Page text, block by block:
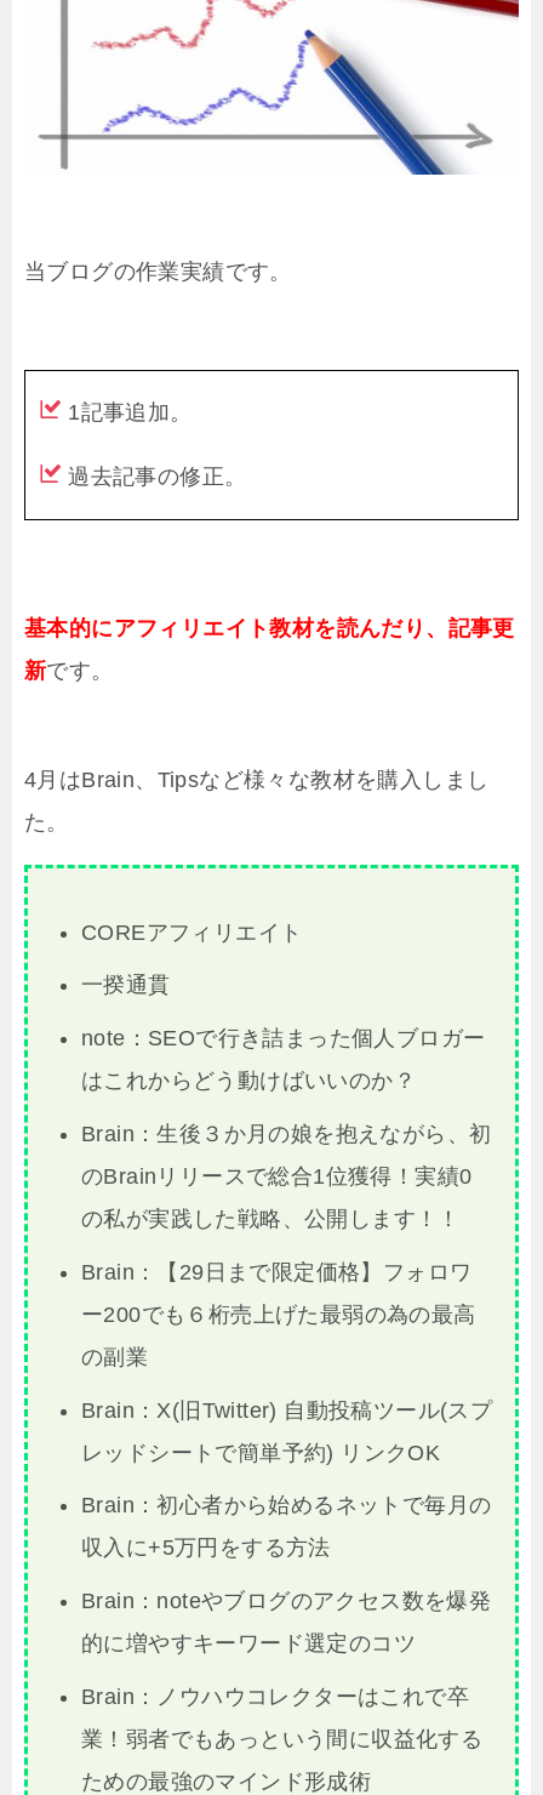
当ブログの作業実績です。
1記事追加。
過去記事の修正。
基本的にアフィリエイト教材を読んだり、記事更
新です。
4月はBrain、 Tipsなど様々な教材を購入しまし
た。
COREアフィリエイト
一揆通貫
note：SEOで行き詰まった個人ブロガー
はこれからどう動けばいいのか？
Brain：生後３か月の娘を抱えながら、初
のBrainリリースで総合1位獲得！実績0
の私が実践した戦略、公開します！！
Brain：【29日まで限定価格】フォロワ
ー200でも６桁売上げた最弱の為の最高
の副業
Brain：X(旧Twitter) 自動投稿ツール(スプ
レッドシートで簡単予約) リンクOK
Brain：初心者から始めるネットで毎月の
収入に+5万円をする方法
Brain：noteやブログのアクセス数を爆発
的に増やすキーワード選定のコツ
Brain：ノウハウコレクターはこれで卒
業！弱者でもあっという間に収益化する
ための最強のマインド形成術